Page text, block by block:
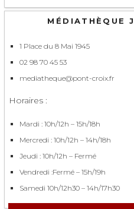
MÉDIATHÈQUE
1 Place du 8 Mai 1945
02 98 70 45 53
mediatheque@pont-croix.fr
Horaires :
Mardi : 10h/12h – 15h/18h
Mercredi : 10h/12h – 14h/18h
Jeudi : 10h/12h – Fermé
Vendredi :Fermé – 15h/19h
Samedi 10h/12h30 – 14h/17h30